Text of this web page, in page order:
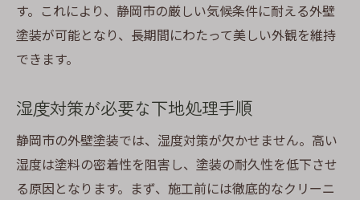
す。これにより、静岡市の厳しい気候条件に耐える外壁
塗装が可能となり、長期間にわたって美しい外観を維持
できます。
湿度対策が必要な下地処理手順
静岡市の外壁塗装では、湿度対策が欠かせません。高い
湿度は塗料の密着性を阻害し、塗装の耐久性を低下させ
る原因となります。まず、施工前には徹底的なクリーニ